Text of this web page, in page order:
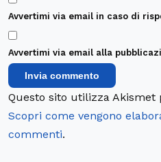
Avvertimi via email in caso di
Avvertimi via email alla
Questo sito utilizza
Scopri come vengono
commenti.